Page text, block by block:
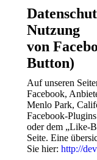
Nutzung
von
Button)
Auf unseren
Facebook,
Menlo Park,
Facebook-
oder dem „Like-
Seite. Eine
Sie hier: http://